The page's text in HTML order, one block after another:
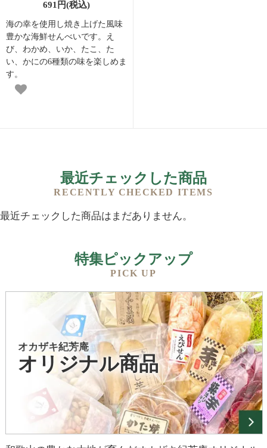
691円(税込)
海の幸を使用し焼き上げた風味
豊かな海鮮せんべいです。え
び、わかめ、いか、たこ、た
い、かにの6種類の味を楽しめま
す。
最近チェックした商品
RECENTLY CHECKED ITEMS
最近チェックした商品はまだありません。
特集ピックアップ
PICK UP
オカザキ紀芳庵
オリジナル商品